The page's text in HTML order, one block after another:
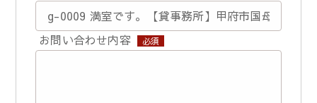
お問い合わせ内容 必須